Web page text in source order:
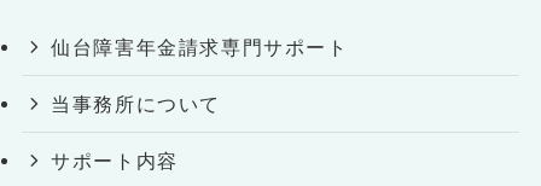
仙台障害年金請求専門サポート
当事務所について
サポート内容